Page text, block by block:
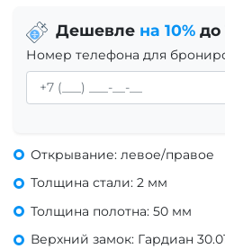
Дешевле на 10%до
Номер телефона для
Открывание: левое/правое
Толщина стали: 2 мм
Толщина полотна: 50 мм
Верхний замок: Гардиан